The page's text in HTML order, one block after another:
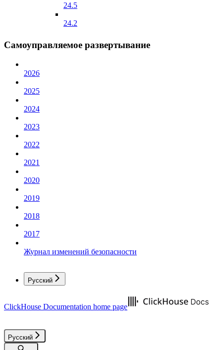
24.5
24.2
Самоуправляемое развертывание
2026
2025
2024
2023
2022
2021
2020
2019
2018
2017
Журнал изменений безопасности
Русский
ClickHouse Documentation home page
Русский